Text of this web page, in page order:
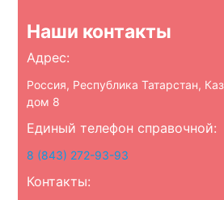
Наши контакты
Адрес:
Россия, Республика Татарстан,
дом 8
Единый телефон справочной:
8 (843) 272-93-93
Контакты: